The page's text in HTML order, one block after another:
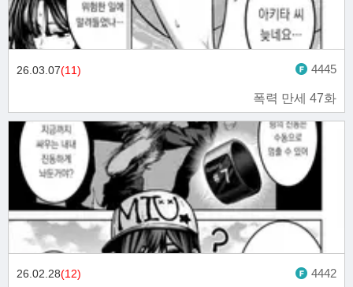
폭력 만세 47화
26.03.07(11) 4445
26.02.28(12) 4442